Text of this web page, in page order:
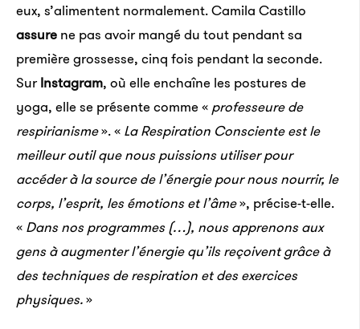
eux, s’alimentent normalement. Camila Castillo
assure ne pas avoir mangé du tout pendant sa
première grossesse, cinq fois pendant la seconde.
SurInstagram, où elle enchaîne les postures de
yoga, elle se présente comme « professeure de
respirianisme». « La Respiration Consciente est le
meilleur outil que nous puissions utiliser pour
accéder à la source de l’énergie pour nous nourrir, le
corps, l’esprit, les émotions et l’âme», précise-t-elle.
« Dans nos programmes (…), nous apprenons aux
gens à augmenter l’énergie qu’ils reçoivent grâce à
des techniques de respiration et des exercices
physiques.»